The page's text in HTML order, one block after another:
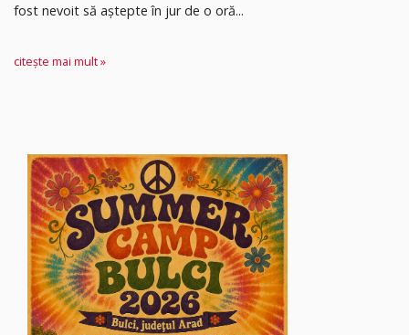
fost nevoit să aștepte în jur de o oră...
citește mai mult »